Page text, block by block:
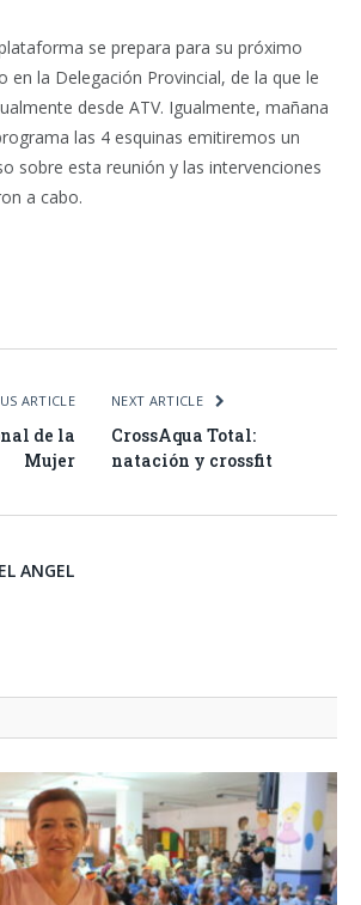
se prepara para su próximo
en la Delegación Provincial, de la que le
desde ATV. Igualmente, mañana
las 4 esquinas emitiremos un
sobre esta reunión y las intervenciones
a cabo.
ARTICLE
de la
Mujer
NEXT ARTICLE
CrossAqua Total:
natación y crossfit
ANGEL